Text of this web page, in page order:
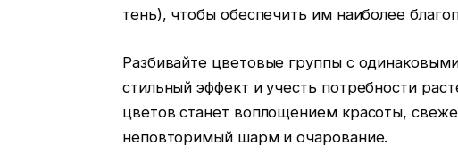
тень), чтобы обеспечить им наиболее
Разбивайте цветовые группы с
стильный эффект и учесть потребности
цветов станет воплощением красоты,
неповторимый шарм и очарование.